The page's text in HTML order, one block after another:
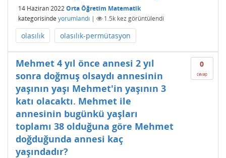
14 Haziran 2022Orta Öğretim Matematik
kategorisinde yorumlandı | 1.5k kez görüntülendi
olasılık olasılık-permütasyon
0
cevap
Mehmet 4 yıl önce annesi 2 yıl
sonra doğmuş olsaydı annesinin
yaşının yaşı Mehmet'in yaşının 3
katı olacaktı. Mehmet ile
annesinin bugünkü yaşları
toplamı 38 olduğuna göre Mehmet
doğduğunda annesi kaç
yaşındadır?